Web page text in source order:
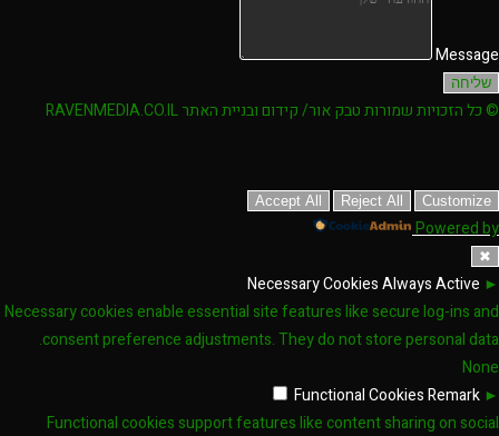
Message
שליחה
© כל הזכויות שמורות טבק אור/ קידום ובניית האתר RAVENMEDIA.CO.IL
Customize
Reject All
Accept All
Powered by
✖
►
Necessary CookiesAlways Active
Necessary cookies enable essential site features like secure log-ins and
consent preference adjustments. They do not store personal data.
None
►
Functional CookiesRemark
Functional cookies support features like content sharing on social